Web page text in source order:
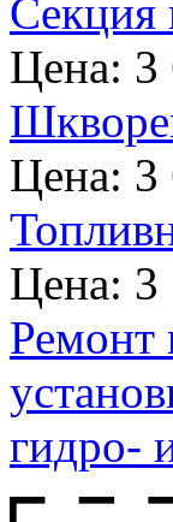
Секция
Цена: 3
Цена: 3
Цена: 3
Ремонт
гидро-